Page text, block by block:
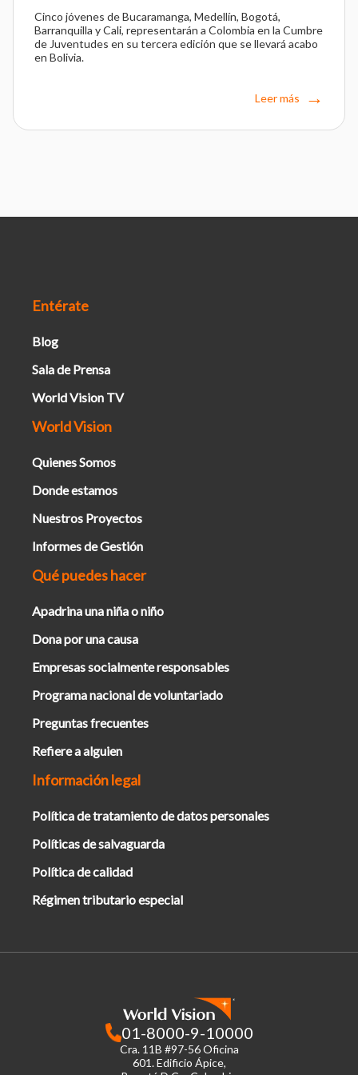
Cinco jóvenes de Bucaramanga, Medellín, Bogotá,
Barranquilla y Cali, representarán a Colombia en la Cumbre
de Juventudes en su tercera edición que se llevará acabo
en Bolivia.
Leer más
Entérate
Blog
Sala de Prensa
World Vision TV
World Vision
Quienes Somos
Donde estamos
Nuestros Proyectos
Informes de Gestión
Qué puedes hacer
Apadrina una niña o niño
Dona por una causa
Empresas socialmente responsables
Programa nacional de voluntariado
Preguntas frecuentes
Refiere a alguien
Información legal
Política de tratamiento de datos personales
Políticas de salvaguarda
Política de calidad
Régimen tributario especial
01-8000-9-10000
Cra. 11B #97-56 Oficina
601.Edificio Ápice,